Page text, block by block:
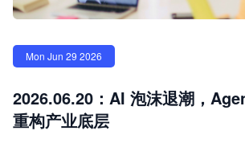
Mon Jun 29 2026
2026.06.20：AI 泡沫退潮，
重构产业底层